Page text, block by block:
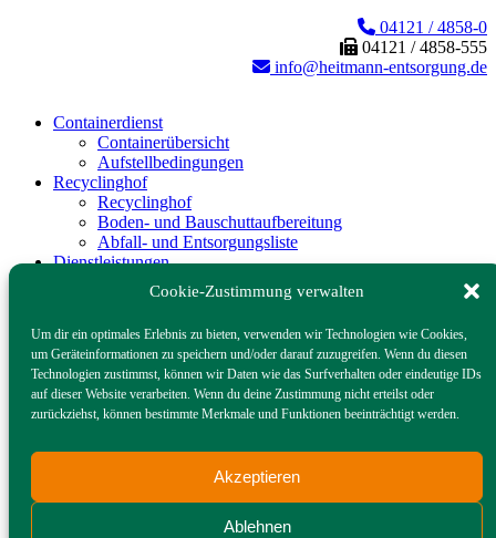
Cookie-Zustimmung verwalten
Um dir ein optimales Erlebnis zu bieten, verwenden wir Technologien wie Cookies,
um Geräteinformationen zu speichern und/oder darauf zuzugreifen. Wenn du diesen
Technologien zustimmst, können wir Daten wie das Surfverhalten oder eindeutige IDs
auf dieser Website verarbeiten. Wenn du deine Zustimmung nicht erteilst oder
zurückziehst, können bestimmte Merkmale und Funktionen beeinträchtigt werden.
Akzeptieren
Ablehnen
04121 / 4858-0
04121 / 4858-555
info@heitmann-entsorgung.de
Containerdienst
Containerübersicht
Aufstellbedingungen
Recyclinghof
Recyclinghof
Boden- und Bauschuttaufbereitung
Abfall- und Entsorgungsliste
Dienstleistungen
Flächenreiningung
Miettoiletten – LoKus
Ölabscheider
Baustoffe
Baustoffe
Betontankstelle
Gastronomieservice
Fettabscheider/‐ Inhalte
Heitmann